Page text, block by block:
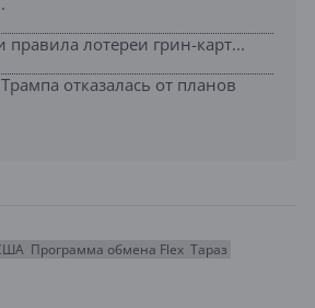
лотереи грин-карт...
отказалась от планов
Программа обмена Flex Тараз